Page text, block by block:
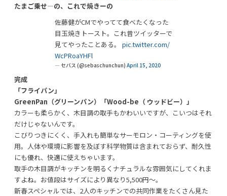
たまご乗せ―の、これで焼きーの
佐藤健がCMでやってて食べたくなった
目玉焼きトースト。これ昔ツイッターで
見てやったことある。 pic.twitter.com/
WcPRoaYHFl
— セバス (@sebaschunchun) April 15, 2020
完成
「フライパン」
GreenPan（グリーンパン）「Wood-be（ ウッドビー）」
カラーも柔らかく、木目調の取手もかわいいですが、こいつはそれ
だけじゃないんです。
こびりつきにくく、手入れも簡単なサーモロン・コーティングを使
用。人体や環境に影響を及ぼす科学物質は含まれておらず、耐久性
にも優れ、快適に使えちゃいます。
取手の木目調がキッチンを明るくナチュラルな雰囲気にしてくれま
すよね。お値段はサイズにより異なり5,500円～。
新春スペシャルでは、2人のキッチンでの共同作業をたくさん見た